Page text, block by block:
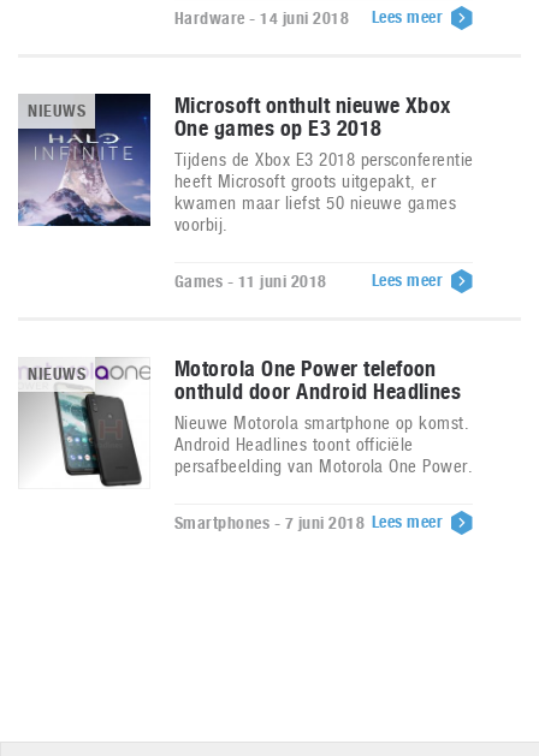
Hardware - 14 juni 2018 Lees meer
NIEUWS
Microsoft onthult nieuwe Xbox
One games op E3 2018
Tijdens de Xbox E3 2018 persconferentie
heeft Microsoft groots uitgepakt, er
kwamen maar liefst 50 nieuwe games
voorbij.
Games - 11 juni 2018 Lees meer
NIEUWS
Motorola One Power telefoon
onthuld door Android Headlines
Nieuwe Motorola smartphone op komst.
Android Headlines toont officiële
persafbeelding van Motorola One Power.
Smartphones - 7 juni 2018 Lees meer